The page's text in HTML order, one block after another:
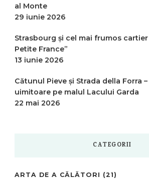
al Monte
29 iunie 2026
Strasbourg și cel mai frumos cartier
Petite France”
13 iunie 2026
Cătunul Pieve și Strada della Forra
uimitoare pe malul Lacului Garda
22 mai 2026
CATEGORII
ARTA DE A CĂLĂTORI (21)